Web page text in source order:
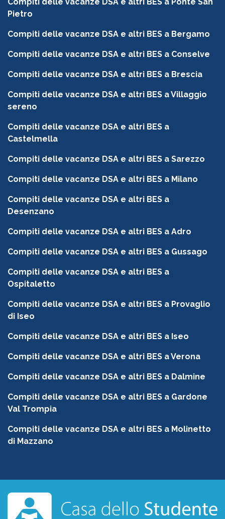
Pietro
Compiti delle vacanze DSA e altri BES a Bergamo
Compiti delle vacanze DSA e altri BES a Conselve
Compiti delle vacanze DSA e altri BES a Brescia
Compiti delle vacanze DSA e altri BES a Villaggio
sereno
Compiti delle vacanze DSA e altri BES a
Castelmella
Compiti delle vacanze DSA e altri BES a Sarezzo
Compiti delle vacanze DSA e altri BES a Milano
Compiti delle vacanze DSA e altri BES a
Desenzano
Compiti delle vacanze DSA e altri BES a Adro
Compiti delle vacanze DSA e altri BES a Gussago
Compiti delle vacanze DSA e altri BES a
Ospitaletto
Compiti delle vacanze DSA e altri BES a Provaglio
di Iseo
Compiti delle vacanze DSA e altri BES a Iseo
Compiti delle vacanze DSA e altri BES a Verona
Compiti delle vacanze DSA e altri BES a Dalmine
Compiti delle vacanze DSA e altri BES a Gardone
Val Trompia
Compiti delle vacanze DSA e altri BES a Molinetto
di Mazzano